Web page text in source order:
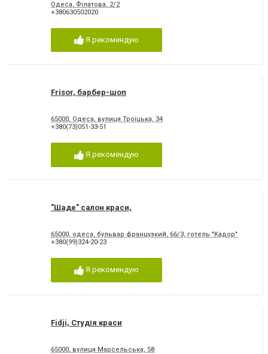
Одеса, Філатова, 2/2
+380630502020
Я рекомендую
Frisor, барбер-шоп
65000, Одеса, вулиця Троїцька, 34
+380(73)051-33-51
Я рекомендую
"Шаде" салон краси,
65000, одеса, бульвар французкий, 66/3, готель "Кадор"
+380(99)324-20-23
Я рекомендую
Fidji, Студія краси
65000, вулиця Марсельська, 58